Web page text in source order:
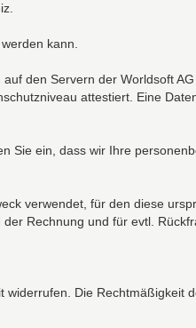
kann.
den Servern der Worldsoft
attestiert. Eine
Sie ein, dass wir Ihre
verwendet, für den diese
Rechnung und für evtl.
widerrufen. Die Rechtmäßigkeit